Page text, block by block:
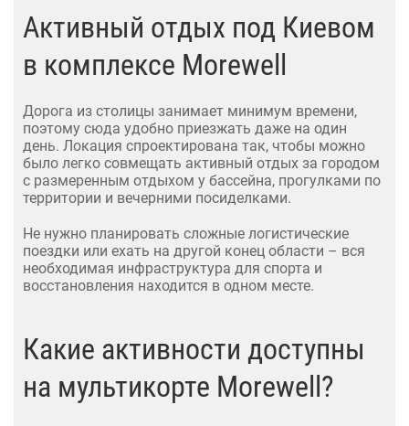
Активный отдых под Киевом
в комплексе Morewell
Дорога из столицы занимает минимум времени,
поэтому сюда удобно приезжать даже на один
день. Локация спроектирована так, чтобы можно
было легко совмещать активный отдых за городом
с размеренным отдыхом у бассейна, прогулками по
территории и вечерними посиделками.
Не нужно планировать сложные логистические
поездки или ехать на другой конец области – вся
необходимая инфраструктура для спорта и
восстановления находится в одном месте.
Какие активности доступны
на мультикорте Morewell?